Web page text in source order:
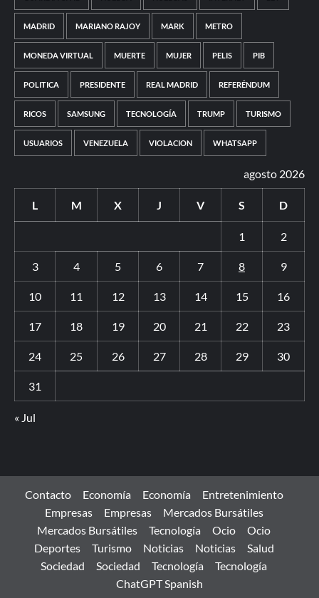
MADRID MARIANO RAJOY MARK METRO
MONEDA VIRTUAL MUERTE MUJER PELIS PIB
POLITICA PRESIDENTE REAL MADRID REFERÉNDUM
RICOS SAMSUNG TECNOLOGÍA TRUMP TURISMO
USUARIOS VENEZUELA VIOLACION WHATSAPP
agosto 2026
L M X J V S D
1 2
3 4 5 6 7 8 9
10 11 12 13 14 15 16
17 18 19 20 21 22 23
24 25 26 27 28 29 30
31
« Jul
Contacto Economía Economía
Entretenimiento
Empresas
Empresas
Mercados Bursátiles
Mercados Bursátiles
Tecnología Ocio
Ocio
Deportes
Turismo Noticias Noticias
Salud
Sociedad
Sociedad Tecnología
Tecnología
ChatGPT Spanish